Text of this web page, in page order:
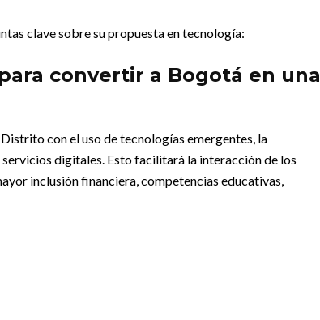
clave sobre su propuesta en tecnología:
convertir a Bogotá en una
con el uso de tecnologías emergentes, la
digitales. Esto facilitará la interacción de los
inclusión financiera, competencias educativas,